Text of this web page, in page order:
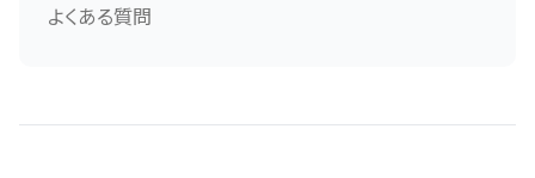
よくある質問